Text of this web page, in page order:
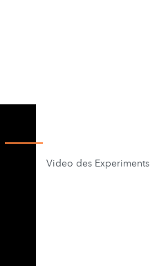
Video des Experiments